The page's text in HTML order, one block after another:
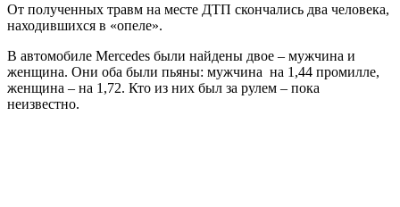
От полученных травм на месте ДТП скончались два человека,
находившихся в «опеле».
В автомобиле Mercedes были найдены двое – мужчина и
женщина. Они оба были пьяны: мужчина на 1,44 промилле,
женщина – на 1,72. Кто из них был за рулем – пока
неизвестно.